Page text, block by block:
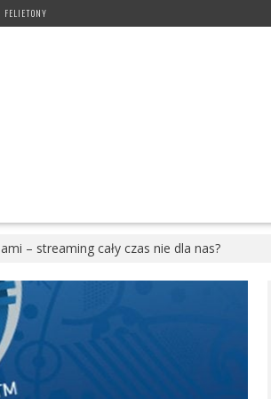
FELIETONY
– streaming cały czas nie dla nas?